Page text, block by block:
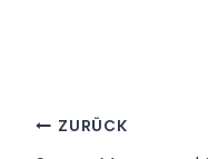
ZURÜCK